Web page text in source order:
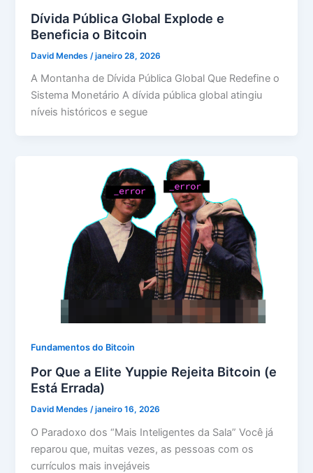
Dívida Pública Global Explode e
Beneficia o Bitcoin
David Mendes /janeiro 28, 2026
A Montanha de Dívida Pública Global Que Redefine o
Sistema Monetário A dívida pública global atingiu
níveis históricos e segue
Fundamentos do Bitcoin
Por Que a Elite Yuppie Rejeita Bitcoin (e
Está Errada)
David Mendes /janeiro 16, 2026
O Paradoxo dos “Mais Inteligentes da Sala” Você já
reparou que, muitas vezes, as pessoas com os
currículos mais invejáveis